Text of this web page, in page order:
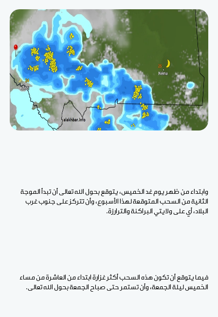
وابتداء من ظهر يوم غد الخميس، يتوقع بحول الله تعالى أن تبدأ الموجة
الثانية من السحب المتوقعة لهذا الأسبوع، وأن تتركز على جنوب غرب
البلاد، أي على ولايتي البراكنة والترارزة.
فيما يتوقع أن تكون هذه السحب أكثر غزارة ابتداء من العاشرة من مساء
الخميس ليلة الجمعة، وأن تستمر حتى صباح الجمعة بحول الله تعالى.